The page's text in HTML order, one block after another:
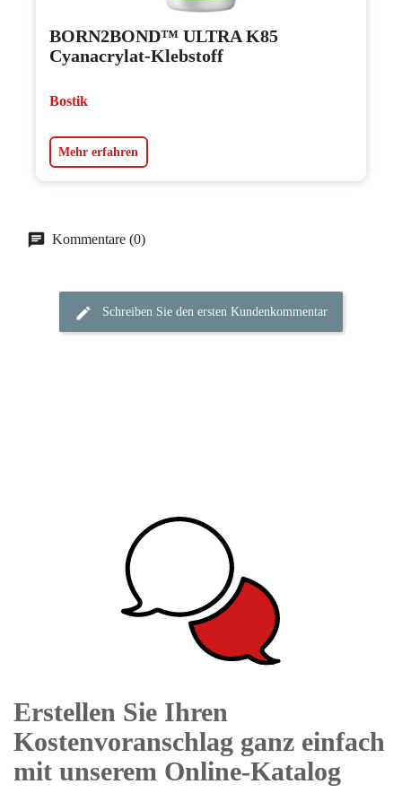
BORN2BOND™ ULTRA K85
Cyanacrylat-Klebstoff
Bostik
Mehr erfahren
Kommentare (0)
Schreiben Sie den ersten Kundenkommentar
Erstellen Sie Ihren
Kostenvoranschlag ganz einfach
mit unserem Online-Katalog